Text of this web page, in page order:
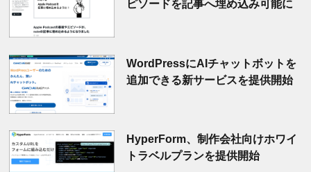
ピソードを記事へ埋め込み可能に
WordPressにAIチャットボットを
追加できる新サービスを提供開始
HyperForm、制作会社向けホワイ
トラベルプランを提供開始